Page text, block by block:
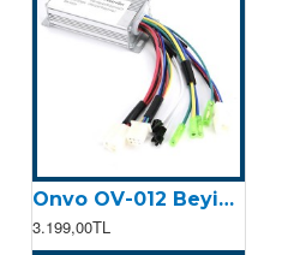
Onvo OV-012 Beyin (2024)
3.199,00TL